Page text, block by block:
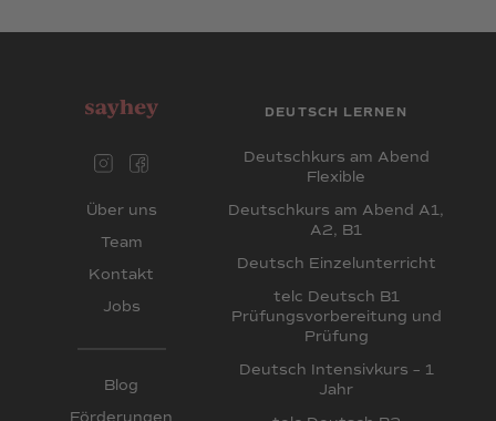
Über uns
Team
Kontakt
Jobs
Blog
DEUTSCH LERNEN
Deutschkurs am Abend
Flexible
Deutschkurs am Abend A1,
A2, B1
Deutsch Einzelunterricht
telc Deutsch B1
Prüfungsvorbereitung und
Prüfung
Deutsch Intensivkurs – 1
Jahr